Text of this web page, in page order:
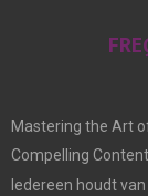
Mastering the Art
Compelling Content
Iedereen houdt